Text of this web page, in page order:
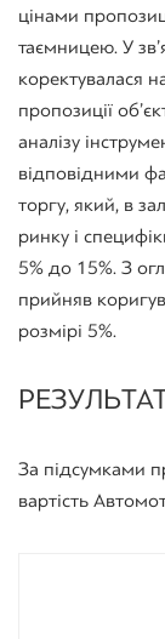
цінами
таємницею. У
коректувалася
пропозиції
аналізу
відповідними
торгу, який, в
ринку і
5% до 15%. З
прийняв
розмірі 5%.
За підсумками
вартість